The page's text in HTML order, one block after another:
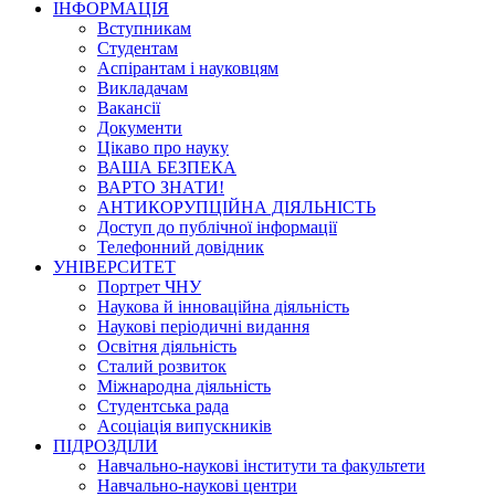
ІНФОРМАЦІЯ
Вступникам
Студентам
Аспірантам і науковцям
Викладачам
Вакансії
Документи
Цікаво про науку
ВАША БЕЗПЕКА
ВАРТО ЗНАТИ!
АНТИКОРУПЦІЙНА ДІЯЛЬНІСТЬ
Доступ до публічної інформації
Телефонний довідник
УНІВЕРСИТЕТ
Портрет ЧНУ
Наукова й інноваційна діяльність
Наукові періодичні видання
Освітня діяльність
Сталий розвиток
Міжнародна діяльність
Студентська рада
Асоціація випускників
ПІДРОЗДІЛИ
Навчально-наукові інститути та факультети
Навчально-наукові центри